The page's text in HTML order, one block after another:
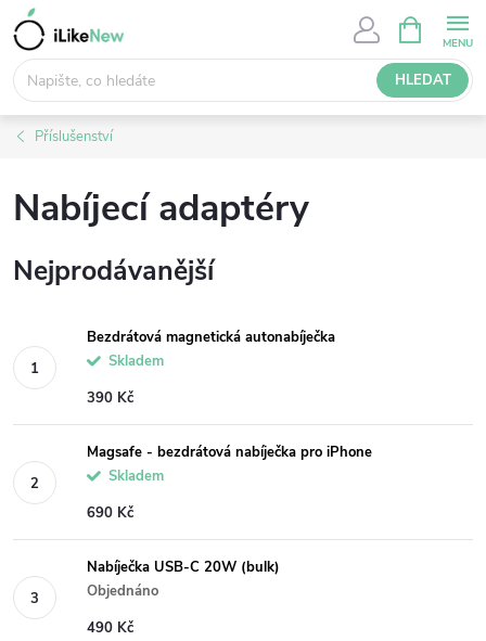
Přejít
na
obsah
HLEDAT
NÁKUPNÍ
KOŠÍK
Příslušenství
Nabíjecí adaptéry
Nejprodávanější
Bezdrátová magnetická autonabíječka
Skladem
390 Kč
Magsafe - bezdrátová nabíječka pro iPhone
Skladem
690 Kč
Nabíječka USB-C 20W (bulk)
Objednáno
490 Kč